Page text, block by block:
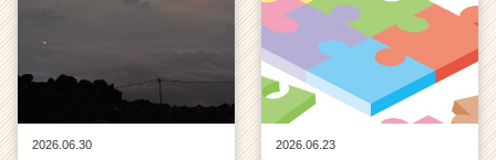
2026.06.30
2026.06.23